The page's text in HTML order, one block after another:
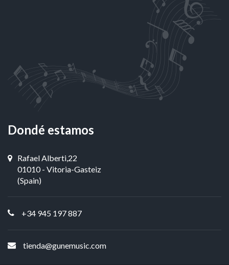
Dondé estamos
Rafael Alberti,22
01010 - Vitoria-Gasteiz
(Spain)
+34 945 197 887
tienda@gunemusic.com